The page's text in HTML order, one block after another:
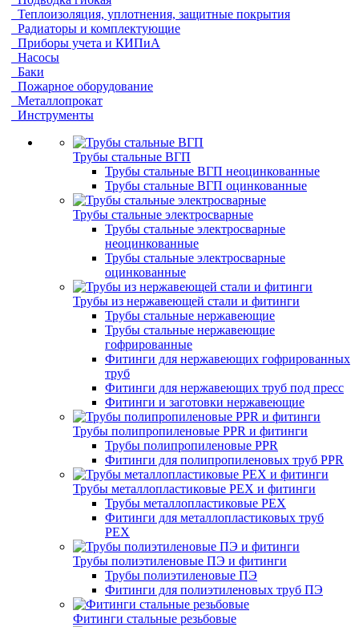
Теплоизоляция, уплотнения, защитные покрытия
Радиаторы и комплектующие
Приборы учета и КИПиА
Насосы
Баки
Пожарное оборудование
Металлопрокат
Инструменты
Трубы стальные ВГП
Трубы стальные ВГП неоцинкованные
Трубы стальные ВГП оцинкованные
Трубы стальные электросварные
Трубы стальные электросварные
неоцинкованные
Трубы стальные электросварные
оцинкованные
Трубы из нержавеющей стали и фитинги
Трубы стальные нержавеющие
Трубы стальные нержавеющие
гофрированные
Фитинги для нержавеющих гофрированных
труб
Фитинги для нержавеющих труб под пресс
Фитинги и заготовки нержавеющие
Трубы полипропиленовые PPR и фитинги
Трубы полипропиленовые PPR
Фитинги для полипропиленовых труб PPR
Трубы металлопластиковые PEX и фитинги
Трубы металлопластиковые PEX
Фитинги для металлопластиковых труб
PEX
Трубы полиэтиленовые ПЭ и фитинги
Трубы полиэтиленовые ПЭ
Фитинги для полиэтиленовых труб ПЭ
Фитинги стальные резьбовые